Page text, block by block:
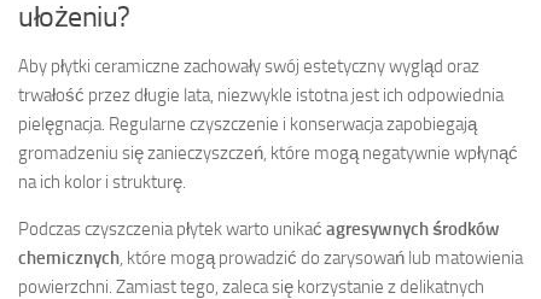
ułożeniu?
Aby płytki ceramiczne zachowały swój estetyczny wygląd oraz
trwałość przez długie lata, niezwykle istotna jest ich odpowiednia
pielęgnacja. Regularne czyszczenie i konserwacja zapobiegają
gromadzeniu się zanieczyszczeń, które mogą negatywnie wpłynąć
na ich kolor i strukturę.
Podczas czyszczenia płytek warto unikać agresywnych środków
chemicznych , które mogą prowadzić do zarysowań lub matowienia
powierzchni. Zamiast tego, zaleca się korzystanie z delikatnych